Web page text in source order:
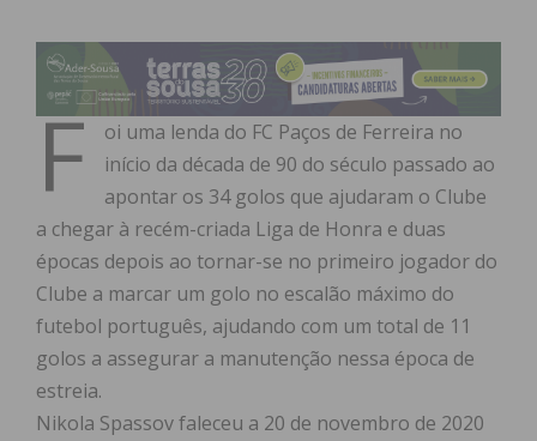
F
oi uma lenda do FC Paços de Ferreira no
início da década de 90 do século passado ao
apontar os 34 golos que ajudaram o Clube
a chegar à recém-criada Liga de Honra e duas
épocas depois ao tornar-se no primeiro jogador do
Clube a marcar um golo no escalão máximo do
futebol português, ajudando com um total de 11
golos a assegurar a manutenção nessa época de
estreia.
Nikola Spassov faleceu a 20 de novembro de 2020